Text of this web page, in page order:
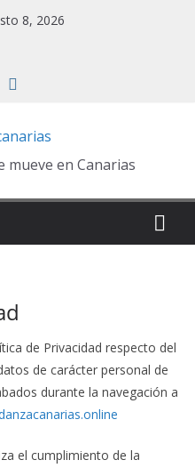
8, 2026
mueve en Canarias
de Privacidad respecto del
de carácter personal de
durante la navegación a
el cumplimiento de la